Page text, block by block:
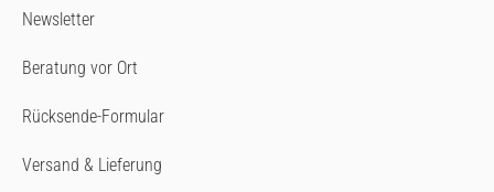
Newsletter
Beratung vor Ort
Rücksende-Formular
Versand & Lieferung